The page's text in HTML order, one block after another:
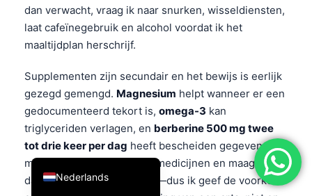
dan verwacht, vraag ik naar snurken, wisseldiensten,
laat cafeïnegebruik en alcohol voordat ik het
maaltijdplan herschrijf.
Supplementen zijn secundair en het bewijs is eerlijk
gezegd gemengd. Magnesium helpt wanneer er een
gedocumenteerd tekort is, omega-3 kan
triglyceriden verlagen, en berberine 500 mg twee
tot drie keer per dag heeft bescheiden gegevens,
maar kan wel inwerken op medicijnen en maag-
darmklachten veroorzaken—dus ik geef de voorkeur
Nederlands
English
Deutsch
العربية
Italiano
Español